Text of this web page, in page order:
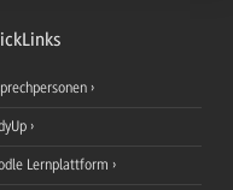
Lernplattform